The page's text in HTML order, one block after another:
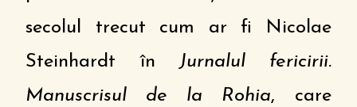
secolul trecut cum ar fi Nicolae
Steinhardt în Jurnalul fericirii.
Manuscrisul de la Rohia, care